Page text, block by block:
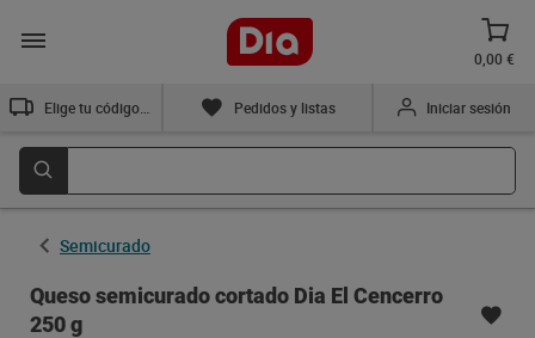
0,00 €
Pedidos y listas Iniciar sesión
Semicurado
Queso semicurado cortado Dia El Cencerro
250 g